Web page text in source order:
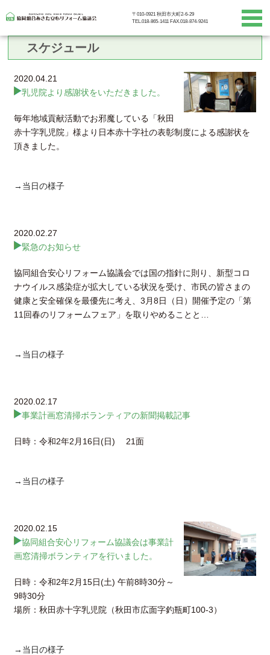
〒010-0921 秋田市大町2-6-29
TEL.018-865-1411 FAX.018-874-9241
スケジュール
2020.04.21
乳児院より感謝状をいただきました。
毎年地域貢献活動でお邪魔している「秋田
赤十字乳児院」様より日本赤十字社の表彰制度による感謝状を
頂きました。
→当日の様子
2020.02.27
緊急のお知らせ
協同組合安心リフォーム協議会では国の指針に則り、新型コロ
ナウイルス感染症が拡大している状況を受け、市民の皆さまの
健康と安全確保を最優先に考え、3月8日（日）開催予定の「第
11回春のリフォームフェア」を取りやめることと…
→当日の様子
2020.02.17
事業計画窓清掃ボランティアの新聞掲載記事
日時：令和2年2月16日(日) 21面
→当日の様子
2020.02.15
協同組合安心リフォーム協議会は事業計
画窓清掃ボランティアを行いました。
日時：令和2年2月15日(土) 午前8時30分～
9時30分
場所：秋田赤十字乳児院（秋田市広面字釣瓶町100-3）
→当日の様子